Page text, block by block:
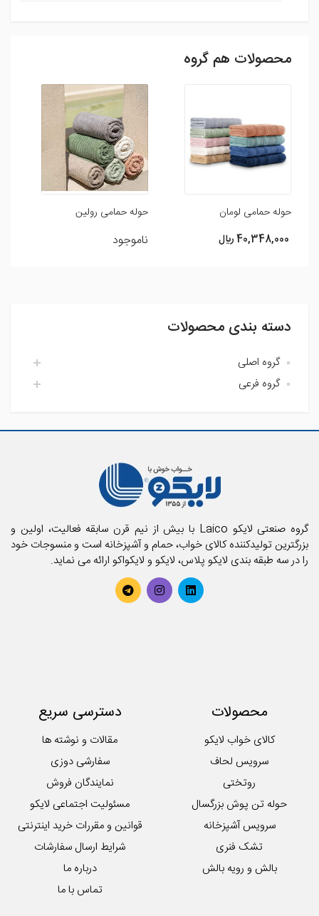
دسته بندی محصولات
گروه اصلی
اتاق خواب لایکو
حمام لایکو
گروه فرعی
بالش و رویه بالش
تشک فنری و محافظ تشک
تشک میهمان و سفری
حوله استخری
حوله تن پوش بزرگسال
حوله تن پوش کودک
کوسن
محصولات تکی آشپزخانه
ثبت نظر
شما می توانید با ثبت نظر و امتیاز خود ما را در بهبود محصولات
یاری رسانید .
افزودن نظر
محصولات هم گروه
حوله حمامی لومان
40,348,000 ريال
حوله حمامی رولین
ناموجود
گروه صنعتی لایکو Laico با بیش از نیم قرن سابقه فعالیت، اولین و
بزرگترین تولیدکننده کالای خواب، حمام و آشپزخانه است و منسوجات خود
را در سه طبقه بندی لایکو پلاس، لایکو و لایکواکو ارائه می نماید.
محصولات
کالای خواب لایکو
سرویس لحاف
روتختی
حوله تن پوش بزرگسال
سرویس آشپزخانه
تشک فنری
بالش و رویه بالش
دسترسی سریع
مقالات و نوشته ها
سفارشی دوزی
نمایندگان فروش
مسئولیت اجتماعی لایکو
قوانین و مقررات خرید اینترنتی
شرایط ارسال سفارشات
درباره ما
تماس با ما